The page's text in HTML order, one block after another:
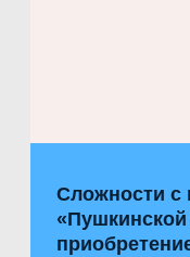
Сложности с